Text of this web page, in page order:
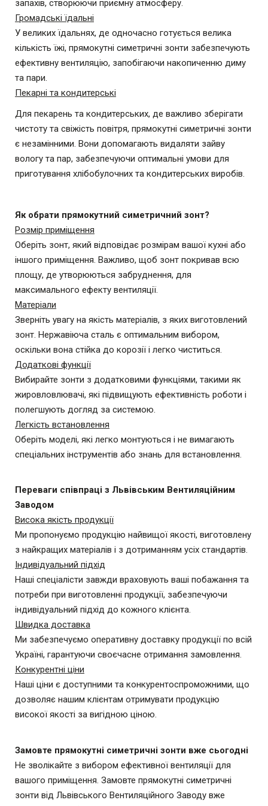
запахів, створюючи приємну атмосферу.
Громадські їдальні
У великих їдальнях, де одночасно готується велика
кількість їжі, прямокутні симетричні зонти забезпечують
ефективну вентиляцію, запобігаючи накопиченню диму
та пари.
Пекарні та кондитерські
Для пекарень та кондитерських, де важливо зберігати
чистоту та свіжість повітря, прямокутні симетричні зонти
є незамінними. Вони допомагають видаляти зайву
вологу та пар, забезпечуючи оптимальні умови для
приготування хлібобулочних та кондитерських виробів.
Як обрати прямокутний симетричний зонт?
Розмір приміщення
Оберіть зонт, який відповідає розмірам вашої кухні або
іншого приміщення. Важливо, щоб зонт покривав всю
площу, де утворюються забруднення, для
максимального ефекту вентиляції.
Матеріали
Зверніть увагу на якість матеріалів, з яких виготовлений
зонт. Нержавіюча сталь є оптимальним вибором,
оскільки вона стійка до корозії і легко чиститься.
Додаткові функції
Вибирайте зонти з додатковими функціями, такими як
жировловлювачі, які підвищують ефективність роботи і
полегшують догляд за системою.
Легкість встановлення
Оберіть моделі, які легко монтуються і не вимагають
спеціальних інструментів або знань для встановлення.
Переваги співпраці з Львівським Вентиляційним
Заводом
Висока якість продукції
Ми пропонуємо продукцію найвищої якості, виготовлену
з найкращих матеріалів і з дотриманням усіх стандартів.
Індивідуальний підхід
Наші спеціалісти завжди враховують ваші побажання та
потреби при виготовленні продукції, забезпечуючи
індивідуальний підхід до кожного клієнта.
Швидка доставка
Ми забезпечуємо оперативну доставку продукції по всій
Україні, гарантуючи своєчасне отримання замовлення.
Конкурентні ціни
Наші ціни є доступними та конкурентоспроможними, що
дозволяє нашим клієнтам отримувати продукцію
високої якості за вигідною ціною.
Замовте прямокутні симетричні зонти вже сьогодні
Не зволікайте з вибором ефективної вентиляції для
вашого приміщення. Замовте прямокутні симетричні
зонти від Львівського Вентиляційного Заводу вже